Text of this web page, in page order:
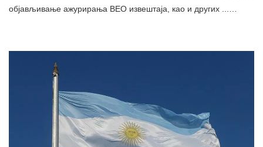
објављивање ажурирања ВЕО извештаја, као и других ...…